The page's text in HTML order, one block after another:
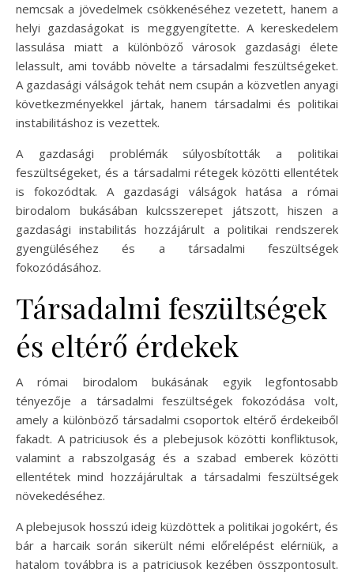
nemcsak a jövedelmek csökkenéséhez vezetett, hanem a
helyi gazdaságokat is meggyengítette. A kereskedelem
lassulása miatt a különböző városok gazdasági élete
lelassult, ami tovább növelte a társadalmi feszültségeket.
A gazdasági válságok tehát nem csupán a közvetlen anyagi
következményekkel jártak, hanem társadalmi és politikai
instabilitáshoz is vezettek.
A gazdasági problémák súlyosbították a politikai
feszültségeket, és a társadalmi rétegek közötti ellentétek
is fokozódtak. A gazdasági válságok hatása a római
birodalom bukásában kulcsszerepet játszott, hiszen a
gazdasági instabilitás hozzájárult a politikai rendszerek
gyengüléséhez és a társadalmi feszültségek
fokozódásához.
Társadalmi feszültségek
és eltérő érdekek
A római birodalom bukásának egyik legfontosabb
tényezője a társadalmi feszültségek fokozódása volt,
amely a különböző társadalmi csoportok eltérő érdekeiből
fakadt. A patriciusok és a plebejusok közötti konfliktusok,
valamint a rabszolgaság és a szabad emberek közötti
ellentétek mind hozzájárultak a társadalmi feszültségek
növekedéséhez.
A plebejusok hosszú ideig küzdöttek a politikai jogokért, és
bár a harcaik során sikerült némi előrelépést elérniük, a
hatalom továbbra is a patriciusok kezében összpontosult.